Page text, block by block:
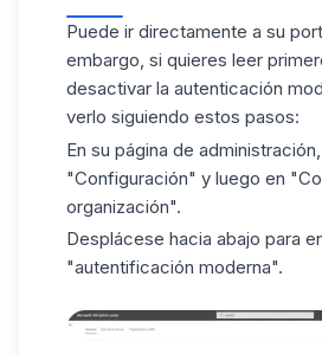
Puede ir directamente a su
embargo, si quieres leer
desactivar la autenticación
verlo siguiendo estos pasos:
En su página de
"Configuración" y luego en
organización".
Desplácese hacia abajo para
"autentificación moderna".